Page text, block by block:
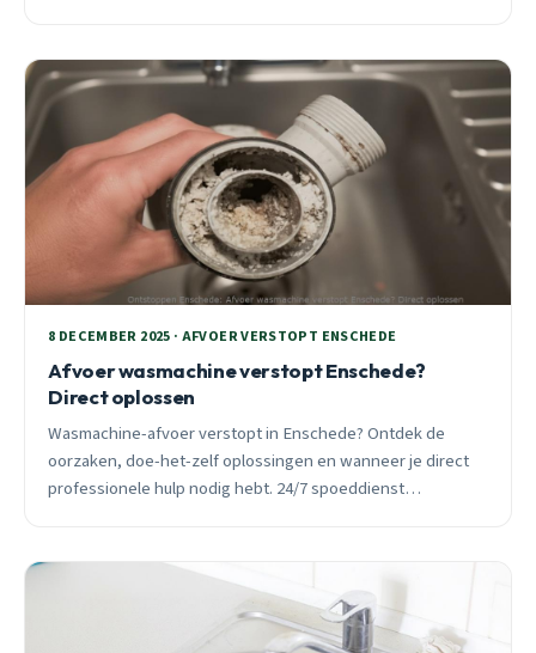
8 DECEMBER 2025 · AFVOER VERSTOPT ENSCHEDE
Afvoer wasmachine verstopt Enschede?
Direct oplossen
Wasmachine-afvoer verstopt in Enschede? Ontdek de
oorzaken, doe-het-zelf oplossingen en wanneer je direct
professionele hulp nodig hebt. 24/7 spoeddienst